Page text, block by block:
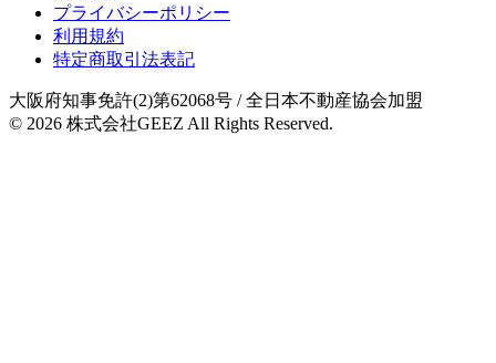
プライバシーポリシー
利用規約
特定商取引法表記
大阪府知事免許(2)第62068号 / 全日本不動産協会加盟
© 2026 株式会社GEEZ All Rights Reserved.